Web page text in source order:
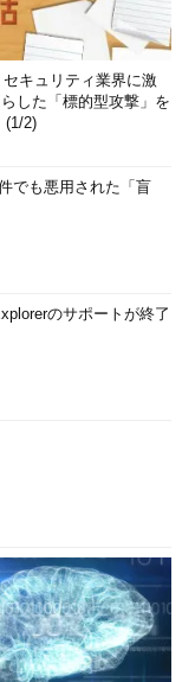
キュリティ業界に激
した「標的型攻撃」を
(1/2)
でも悪用された「盲
のサポートが終了